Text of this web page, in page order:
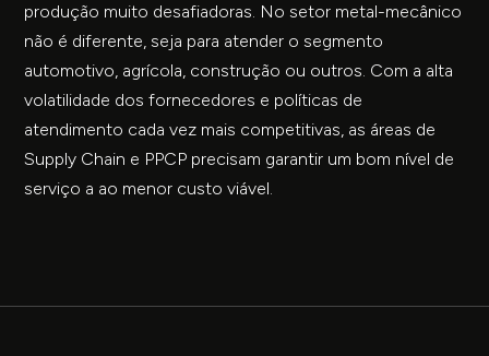
produção muito desafiadoras. No setor metal-mecânico
não é diferente, seja para atender o segmento
automotivo, agrícola, construção ou outros. Com a alta
volatilidade dos fornecedores e políticas de
atendimento cada vez mais competitivas, as áreas de
Supply Chain e PPCP precisam garantir um bom nível de
serviço a ao menor custo viável.